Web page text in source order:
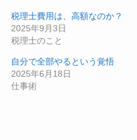
税理士費用は、高額なのか？
2025年9月3日
税理士のこと
自分で全部やるという覚悟
2025年6月18日
仕事術